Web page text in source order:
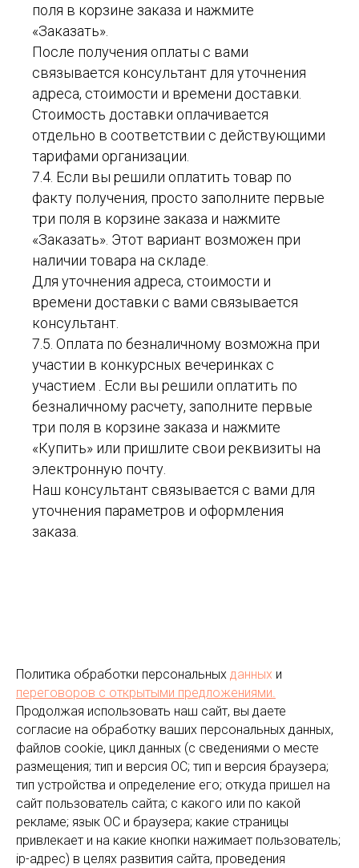
поля в корзине заказа и нажмите
«Заказать».
После получения оплаты с вами
связывается консультант для уточнения
адреса, стоимости и времени доставки.
Стоимость доставки оплачивается
отдельно в соответствии с действующими
тарифами организации.
7.4. Если вы решили оплатить товар по
факту получения, просто заполните первые
три поля в корзине заказа и нажмите
«Заказать». Этот вариант возможен при
наличии товара на складе.
Для уточнения адреса, стоимости и
времени доставки с вами связывается
консультант.
7.5. Оплата по безналичному возможна при
участии в конкурсных вечеринках с
участием . Если вы решили оплатить по
безналичному расчету, заполните первые
три поля в корзине заказа и нажмите
«Купить» или пришлите свои реквизиты на
электронную почту.
Наш консультант связывается с вами для
уточнения параметров и оформления
заказа.
Политика обработки персональных данных и
переговоров с открытыми предложениями.
Продолжая использовать наш сайт, вы даете
согласие на обработку ваших персональных данных,
файлов cookie, цикл данных (с сведениями о месте
размещения; тип и версия ОС; тип и версия браузера;
тип устройства и определение его; откуда пришел на
сайт пользователь сайта; с какого или по какой
рекламе; язык ОС и браузера; какие страницы
привлекает и на какие кнопки нажимает пользователь;
ip-адрес) в целях развития сайта, проведения